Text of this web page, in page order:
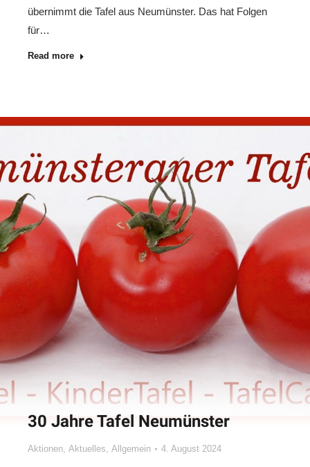
übernimmt die Tafel aus Neumünster. Das hat Folgen
für…
Read more
30 Jahre Tafel Neumünster
Aktionen, Aktuelles, Allgemein 4. August 2024